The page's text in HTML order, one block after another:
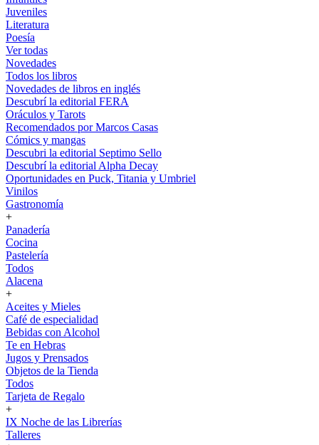
Juveniles
Literatura
Poesía
Ver todas
Novedades
Todos los libros
Novedades de libros en inglés
Descubrí la editorial FERA
Oráculos y Tarots
Recomendados por Marcos Casas
Cómics y mangas
Descubri la editorial Septimo Sello
Descubrí la editorial Alpha Decay
Oportunidades en Puck, Titania y Umbriel
Vinilos
Gastronomía
+
Panadería
Cocina
Pastelería
Todos
Alacena
+
Aceites y Mieles
Café de especialidad
Bebidas con Alcohol
Te en Hebras
Jugos y Prensados
Objetos de la Tienda
Todos
Tarjeta de Regalo
+
IX Noche de las Librerías
Talleres